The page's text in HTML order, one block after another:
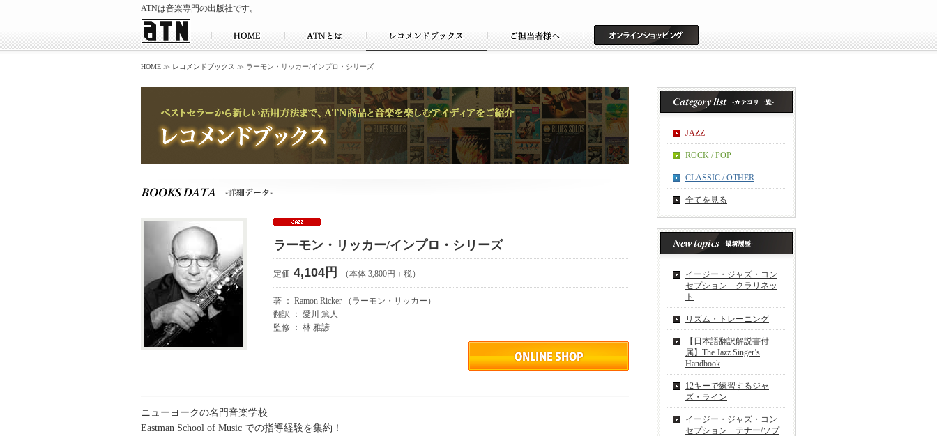
ATNは音楽専門の出版社です。
HOME ≫ レコメンドブックス ≫ ラーモン・リッカー/インプロ・シリーズ
JAZZ
ROCK / POP
CLASSIC / OTHER
全てを見る
イージー・ジャズ・コン
セプション クラリネッ
ト
リズム・トレーニング
【日本語翻訳解説書付
属】The Jazz Singer’s
Handbook
12キーで練習するジャ
ズ・ライン
イージー・ジャズ・コン
セプション テナー/ソプ
ラーモン・リッカー/インプロ・シリーズ
定価 4,104円 （本体 3,800円＋税）
著 ： Ramon Ricker （ラーモン・リッカー）
翻訳 ： 愛川 篤人
監修 ： 林 雅諺
ニューヨークの名門音楽学校
Eastman School of Music での指導経験を集約！